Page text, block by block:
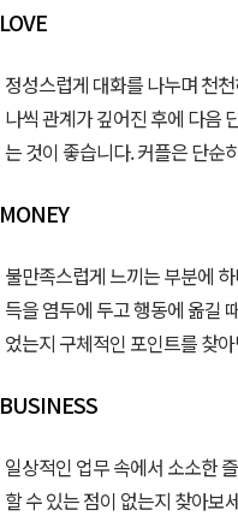
LOVE
정성스럽게 대화를 나누며 천
나씩 관계가 깊어진 후에 다음
는 것이 좋습니다. 커플은 단순
MONEY
불만족스럽게 느끼는 부분에
득을 염두에 두고 행동에 옮길
었는지 구체적인 포인트를 찾
BUSINESS
일상적인 업무 속에서 소소한
할 수 있는 점이 없는지 찾아보